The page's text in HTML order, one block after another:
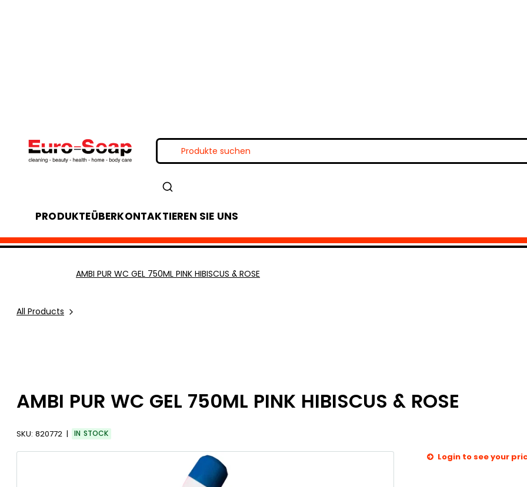
PRODUKTEÜBERKONTAKTIEREN SIE UNS
All Products
AMBI PUR WC GEL 750ML PINK HIBISCUS & ROSE
AMBI PUR WC GEL 750ML PINK HIBISCUS & ROSE
SKU: 820772 IN STOCK
Login to see your